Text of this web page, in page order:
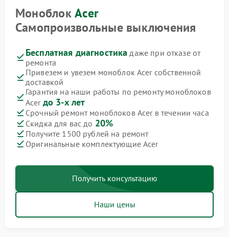
МоноблокAcer
Самопроизвольные выключения
Бесплатная диагностика даже при отказе от
ремонта
Привезем и увезем моноблок Acer собственной
доставкой
Гарантия на наши работы по ремонту моноблоков
Acer до 3-х лет
Срочный ремонт моноблоков Acer в течении часа
Скидка для вас до 20%
Получите 1500 рублей на ремонт
Оригинальные комплектующие Acer
Получить консультацию
Наши цены